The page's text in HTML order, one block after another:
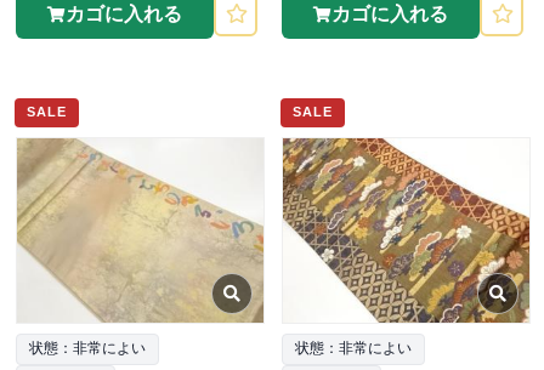
カゴに入れる カゴに入れる
SALE
状態：非常によい
SALE
状態：非常によい